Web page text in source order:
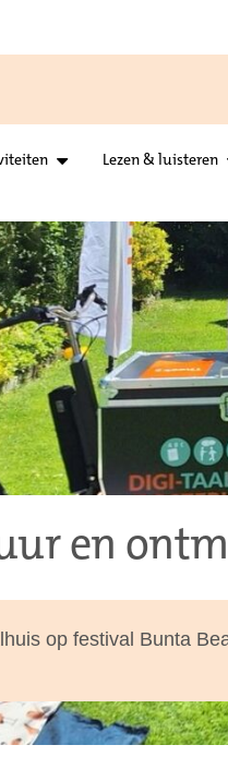
Lezen & luisteren
en
op festival Bunta